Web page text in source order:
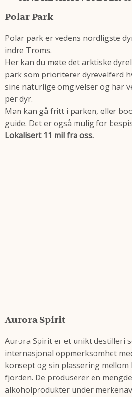
Polar Park
Polar park er vedens nordligste
indre Troms.
Her kan du møte det arktiske
park som prioriterer dyrevelferd
sine naturlige omgivelser og har
per dyr.
Man kan gå fritt i parken, eller
guide. Det er også mulig for
Lokalisert 11 mil fra oss.
Aurora Spirit
Aurora Spirit er et unikt destilleri
internasjonal oppmerksomhet
konsept og sin plassering mellom
fjorden. De produserer en
alkoholprodukter under